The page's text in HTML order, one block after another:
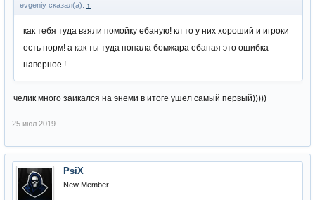
evgeniy сказал(а): ↑
как тебя туда взяли помойку ебаную! кл то у них хороший и игроки
есть норм! а как ты туда попала бомжара ебаная это ошибка
наверное !
челик много заикался на энеми в итоге ушел самый первый)))))
25 июл 2019
PsiX
New Member